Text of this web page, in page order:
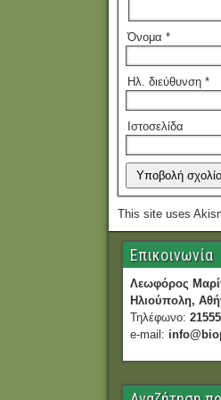
Όνομα *
Ηλ. διεύθυνση *
Ιστοσελίδα
This site uses
Επικοινωνία
Λεωφόρος
Ηλιούπολη,
Τηλέφωνο:
e-mail: